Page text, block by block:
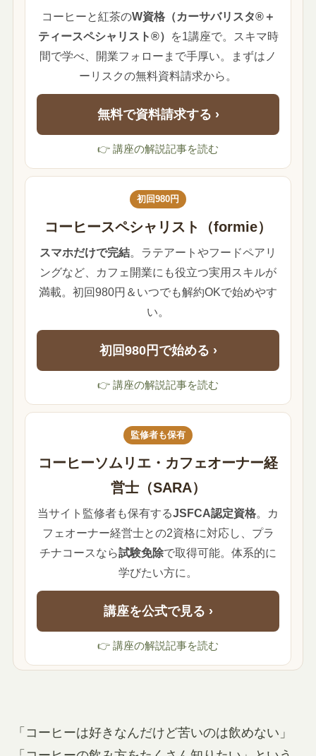
コーヒーと紅茶のW資格（カーサバリスタ®＋
ティースペシャリスト®）
を1講座で。スキマ時
間で学べ、開業フォローまで手厚い。まずはノ
ーリスクの無料資料請求から。
無料で資料請求する ›
👉 講座の解説記事を読む
初回980円
コーヒースペシャリスト（formie）
スマホだけで完結。ラテアートやフードペアリ
ングなど、カフェ開業にも役立つ実用スキルが
満載。初回980円＆いつでも解約OKで始めやす
い。
初回980円で始める ›
👉 講座の解説記事を読む
監修者も保有
コーヒーソムリエ・カフェオーナー経
営士（SARA）
当サイト監修者も保有するJSFCA認定資格。カ
フェオーナー経営士との2資格に対応し、プラ
チナコースなら試験免除で取得可能。体系的に
学びたい方に。
講座を公式で見る ›
👉 講座の解説記事を読む
「コーヒーは好きなんだけど苦いのは飲めない」